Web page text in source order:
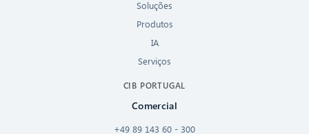
Soluções
Produtos
IA
Serviços
CIB PORTUGAL
Comercial
+49 89 143 60 - 300